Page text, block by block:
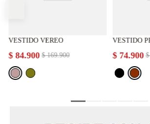
VESTIDO VEREO
$ 169.900
$ 84.900
VESTIDO
$
$ 74.900